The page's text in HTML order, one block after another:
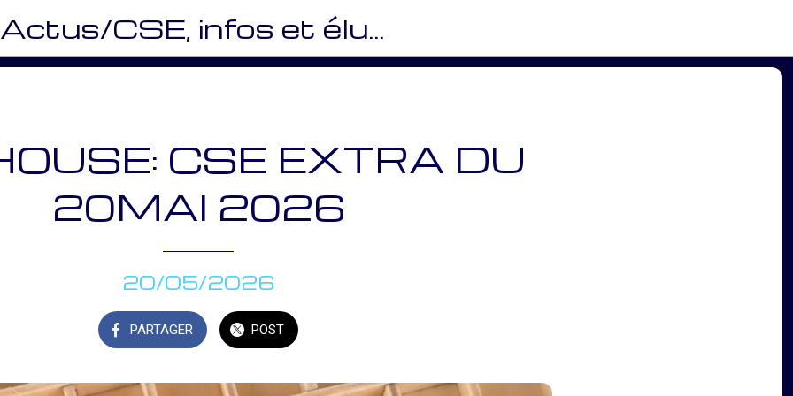
Actus/CSE, infos et élus (MU)
CSE EXTRA DU
20MAI 2026
20/05/2026
PARTAGER POST